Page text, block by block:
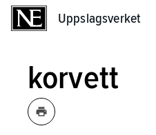
Uppslagsverket
korvett